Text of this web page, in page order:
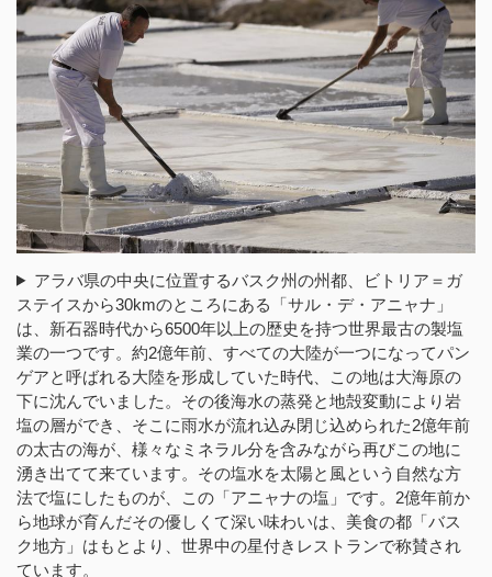
アラバ県の中央に位置するバスク州の州都、ビトリア＝ガ
ステイスから30kmのところにある「サル・デ・アニャナ」
は、新石器時代から6500年以上の歴史を持つ世界最古の製塩
業の一つです。約2億年前、すべての大陸が一つになってパン
ゲアと呼ばれる大陸を形成していた時代、この地は大海原の
下に沈んでいました。その後海水の蒸発と地殻変動により岩
塩の層ができ、そこに雨水が流れ込み閉じ込められた2億年前
の太古の海が、様々なミネラル分を含みながら再びこの地に
湧き出てて来ています。その塩水を太陽と風という自然な方
法で塩にしたものが、この「アニャナの塩」です。2億年前か
ら地球が育んだその優しくて深い味わいは、美食の都「バス
ク地方」はもとより、世界中の星付きレストランで称賛され
ています。